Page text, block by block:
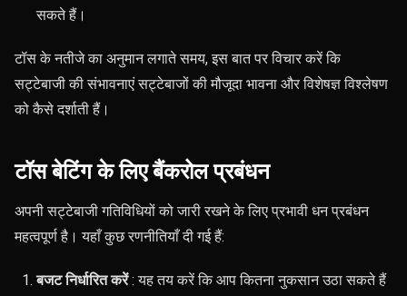
सकते हैं।
टॉस के नतीजे का अनुमान लगाते समय, इस बात पर विचार करें कि
सट्टेबाजी की संभावनाएं सट्टेबाजों की मौजूदा भावना और विशेषज्ञ विश्लेषण
को कैसे दर्शाती हैं।
टॉस बेटिंग के लिए बैंकरोल प्रबंधन
अपनी सट्टेबाजी गतिविधियों को जारी रखने के लिए प्रभावी धन प्रबंधन
महत्वपूर्ण है। यहाँ कुछ रणनीतियाँ दी गई हैं:
बजट निर्धारित करें: यह तय करें कि आप कितना नुकसान उठा सकते हैं